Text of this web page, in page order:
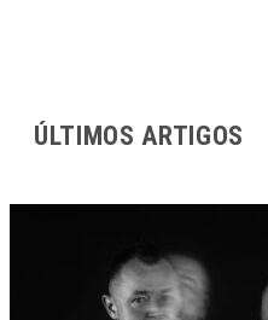
ÚLTIMOS ARTIGOS